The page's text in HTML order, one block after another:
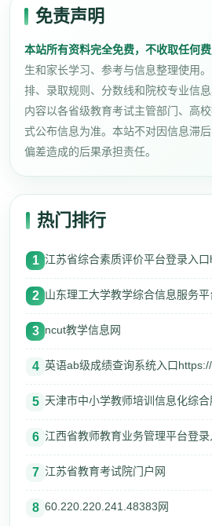
免责声明
本站所有资料完全免费，不收取任何费
生和家长学习、参考与信息整理使用
排、录取规则、分数线和院校专业信
内容以各省级教育考试主管部门、高
式公布信息为准。本站不对因信息滞
偏差造成的后果承担责任。
热门排行
1 江苏省综合素质评价平台登录入
2 山东理工大学教学综合信息服务平
3 ncut教学信息网
4 英语ab级成绩查询系统入口
5 天津市中小学教师培训信息化综
6 江西省教师教育业务管理平台登录
7 江苏省教育考试院门户网
8 60.220.220.241.48383网